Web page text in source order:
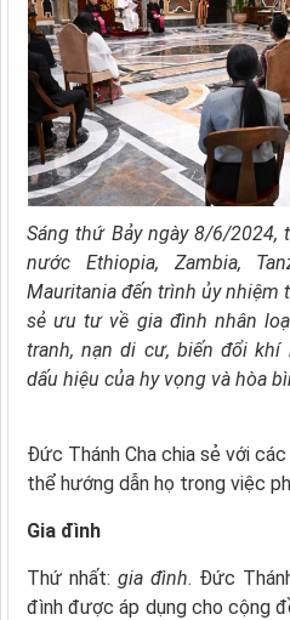
Sáng thứ Bảy ngày 8/6/2024,
nước Ethiopia, Zambia,
Mauritania đến trình ủy nhiệm
sẻ ưu tư về gia đình nhân
tranh, nạn di cư, biến đổi
dấu hiệu của hy vọng và hòa
Đức Thánh Cha chia sẻ với
thể hướng dẫn họ trong việc
Gia đình
Thứ nhất: gia đình. Đức
đình được áp dụng cho cộng